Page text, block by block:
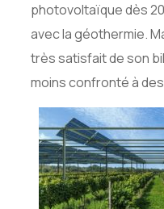
photovoltaïque dès
avec la géothermie.
très satisfait de son
moins confronté à